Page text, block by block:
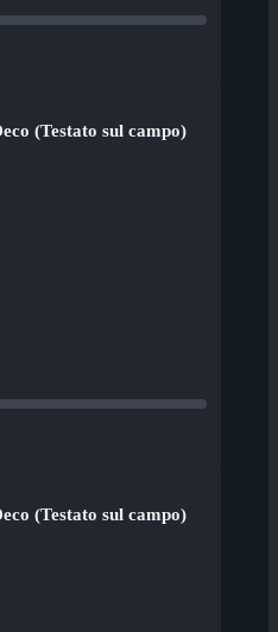
(Testato sul campo)
(Testato sul campo)